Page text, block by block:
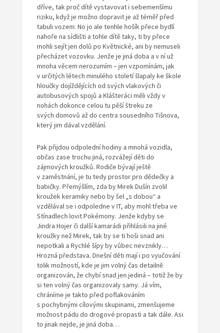
dříve, tak proč dítě vystavovat i sebemenšímu
riziku, když je možno dopravit je až téměř před
tabuli vozem. No jo ale tenhle hošík přece bydlí
nahoře na sídlišti a tohle dítě taky, ti by přece
mohli sejít jen dolů po Květnické, ani by nemuseli
přecházet vozovku. Jenže je jiná doba a v ní už
mnoha věcem nerozumím – jen vzpomínám, jak
v určitých létech minulého století šlapaly ke škole
hloučky dojíždějících od svých vlakových či
autobusových spojů a Klášteráci měli vždy v
nohách dokonce celou tu pěší štreku ze
svých domovů až do centra sousedního Tišnova,
který jim dával vzdělání.
Pak přijdou odpolední hodiny a mnohá vozidla,
občas zase trochu jiná, rozvážejí děti do
zájmových kroužků. Rodiče bývají ještě
v zaměstnání, je tu tedy prostor pro dědečky a
babičky. Přemýšlím, zda by Mirek Dušín zvolil
kroužek keramiky nebo by šel „s dobou“ a
vzdělával se i odpoledne v IT, aby mohl třeba ve
Stínadlech lovit Pokémony. Jenže kdyby se
Jindra Hojer či další kamarádi přihlásili na jiné
kroužky než Mirek, tak by se ti hoši snad ani
nepotkali a Rychlé šípy by vůbec nevznikly…
Hrozná představa. Dnešní děti mají i po vyučování
tolik možností, kde je jim volný čas detailně
organizován, že chybí snad jen jediná – totiž že by
si ten volný čas organizovaly samy. Já vím,
chráníme je takto před poflakováním
s pochybnými cílovými skupinami, zmenšujeme
možnost pádu do drogové propasti a tak dále. Asi
to jinak nejde, je jiná doba…